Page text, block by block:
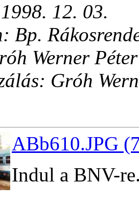
12. 03.
Bp.
Werner Péter
Gróh
ABb610.JPG
Indul a BNV-